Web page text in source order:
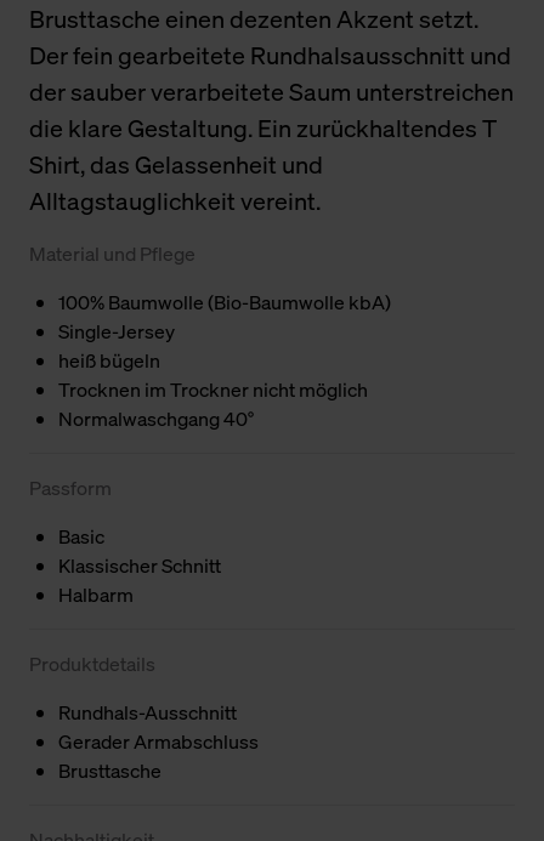
Brusttasche einen dezenten Akzent setzt.
Der fein gearbeitete Rundhalsausschnitt und
der sauber verarbeitete Saum unterstreichen
die klare Gestaltung. Ein zurückhaltendes T
Shirt, das Gelassenheit und
Alltagstauglichkeit vereint.
Material und Pflege
100% Baumwolle (Bio-Baumwolle kbA)
Single-Jersey
heiß bügeln
Trocknen im Trockner nicht möglich
Normalwaschgang 40°
Passform
Basic
Klassischer Schnitt
Halbarm
Produktdetails
Rundhals-Ausschnitt
Gerader Armabschluss
Brusttasche